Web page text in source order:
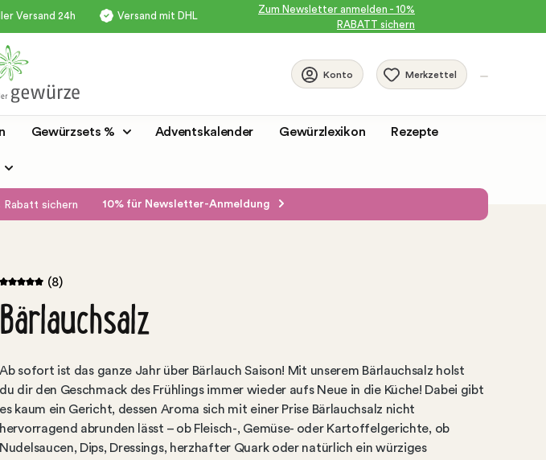
Versand 24h Versand mit DHL
Zum Newsletter anmelden - 10%
RABATT sichern
Konto Merkzettel
Gewürzsets % Adventskalender Gewürzlexikon Rezepte
Rabatt sichern 10% für Newsletter-Anmeldung
(8)
Bärlauchsalz
Ab sofort ist das ganze Jahr über Bärlauch Saison! Mit unserem Bärlauchsalz holst
du dir den Geschmack des Frühlings immer wieder aufs Neue in die Küche! Dabei gibt
es kaum ein Gericht, dessen Aroma sich mit einer Prise Bärlauchsalz nicht
hervorragend abrunden lässt – ob Fleisch-, Gemüse- oder Kartoffelgerichte, ob
Nudelsaucen, Dips, Dressings, herzhafter Quark oder natürlich ein würziges